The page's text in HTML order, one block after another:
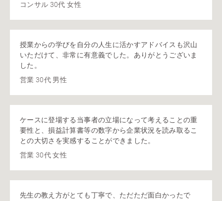
コンサル 30代 女性
授業からの学びを自分の人生に活かすアドバイスも沢山
いただけて、非常に有意義でした。ありがとうございま
した。
営業 30代 男性
ケースに登場する当事者の立場になって考えることの重
要性と、損益計算書等の数字から企業状況を読み取るこ
との大切さを実感することができました。
営業 30代 女性
先生の教え方がとても丁寧で、ただただ面白かったで